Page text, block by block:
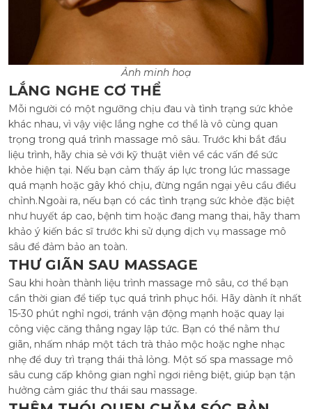
Ảnh minh hoạ
LẮNG NGHE CƠ THỂ
Mỗi người có một ngưỡng chịu đau và tình trạng sức khỏe
khác nhau, vì vậy việc lắng nghe cơ thể là vô cùng quan
trọng trong quá trình massage mô sâu. Trước khi bắt đầu
liệu trình, hãy chia sẻ với kỹ thuật viên về các vấn đề sức
khỏe hiện tại. Nếu bạn cảm thấy áp lực trong lúc massage
quá mạnh hoặc gây khó chịu, đừng ngần ngại yêu cầu điều
chỉnh.Ngoài ra, nếu bạn có các tình trạng sức khỏe đặc biệt
như huyết áp cao, bệnh tim hoặc đang mang thai, hãy tham
khảo ý kiến bác sĩ trước khi sử dụng dịch vụ massage mô
sâu để đảm bảo an toàn.
THƯ GIÃN SAU MASSAGE
Sau khi hoàn thành liệu trình massage mô sâu, cơ thể bạn
cần thời gian để tiếp tục quá trình phục hồi. Hãy dành ít nhất
15-30 phút nghỉ ngơi, tránh vận động mạnh hoặc quay lại
công việc căng thẳng ngay lập tức. Bạn có thể nằm thư
giãn, nhấm nháp một tách trà thảo mộc hoặc nghe nhạc
nhẹ để duy trì trạng thái thả lỏng. Một số spa massage mô
sâu cung cấp không gian nghỉ ngơi riêng biệt, giúp bạn tận
hưởng cảm giác thư thái sau massage.